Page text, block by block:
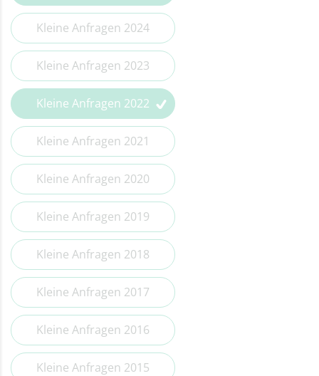
Kleine Anfragen 2014
Kleine Anfragen 2024
Kleine Anfragen 2023
Kleine Anfragen 2022
Kleine Anfragen 2021
Kleine Anfragen 2020
Kleine Anfragen 2019
Kleine Anfragen 2018
Kleine Anfragen 2017
Kleine Anfragen 2016
Kleine Anfragen 2015